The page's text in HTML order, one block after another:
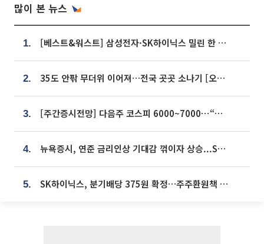
많이 본 뉴스
1. [베스트&워스트] 삼성전자·SK하이닉스 밀린 한 주…상상인증권은 85% 급등
2. 35도 안팎 무더위 이어져…전국 곳곳 소나기 [오늘 날씨]
3. [주간증시전망] 다음주 코스피 6000~7000⋯“外人 수급은 정책이 변수”
4. 뉴욕증시, 연준 금리인상 기대감 꺾이자 상승...S&P500 사상 최고치 [종합]
5. SK하이닉스, 분기배당 375원 확정…주주환원책 9월로 앞당겨 발표